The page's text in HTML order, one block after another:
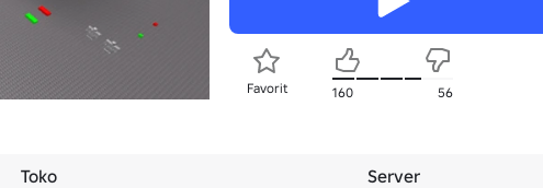
Favorit 160 56
Toko Server